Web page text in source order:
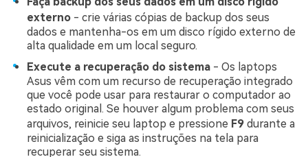
externo - crie várias cópias de backup dos seus
dados e mantenha-os em um disco rígido externo de
alta qualidade em um local seguro.
Execute a recuperação do sistema - Os laptops
Asus vêm com um recurso de recuperação integrado
que você pode usar para restaurar o computador ao
estado original. Se houver algum problema com seus
arquivos, reinicie seu laptop e pressione F9 durante a
reinicialização e siga as instruções na tela para
recuperar seu sistema.